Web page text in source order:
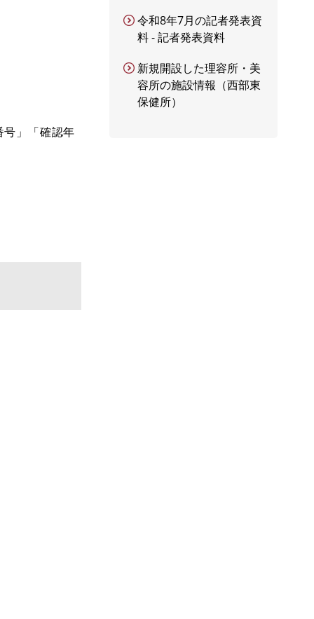
」「確認年
令和8年7月の記者発表資
料 - 記者発表資料
新規開設した理容所・美
容所の施設情報（西部東
保健所）